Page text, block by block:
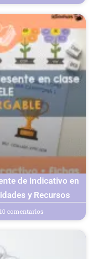
de Indicativo en
y Recursos
10 comentarios